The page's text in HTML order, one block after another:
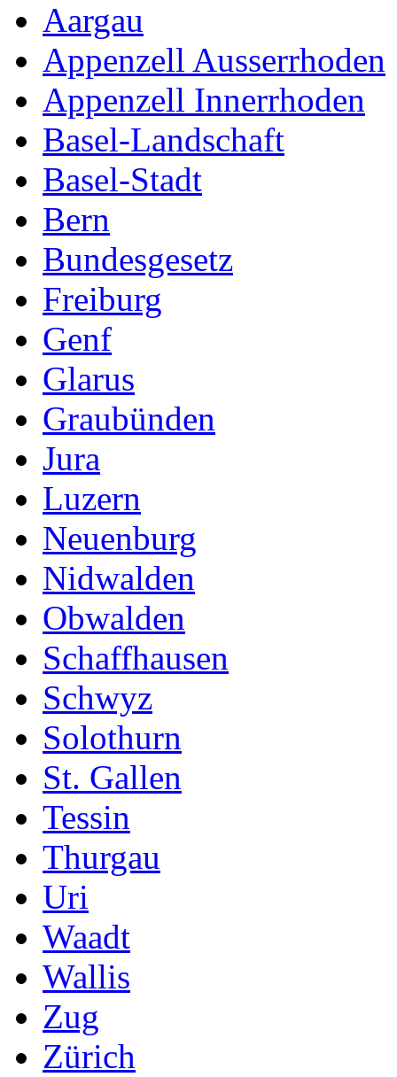
Aargau
Appenzell Ausserrhoden
Appenzell Innerrhoden
Basel-Landschaft
Basel-Stadt
Bern
Bundesgesetz
Freiburg
Genf
Glarus
Graubünden
Jura
Luzern
Neuenburg
Nidwalden
Obwalden
Schaffhausen
Schwyz
Solothurn
St. Gallen
Tessin
Thurgau
Uri
Waadt
Wallis
Zug
Zürich